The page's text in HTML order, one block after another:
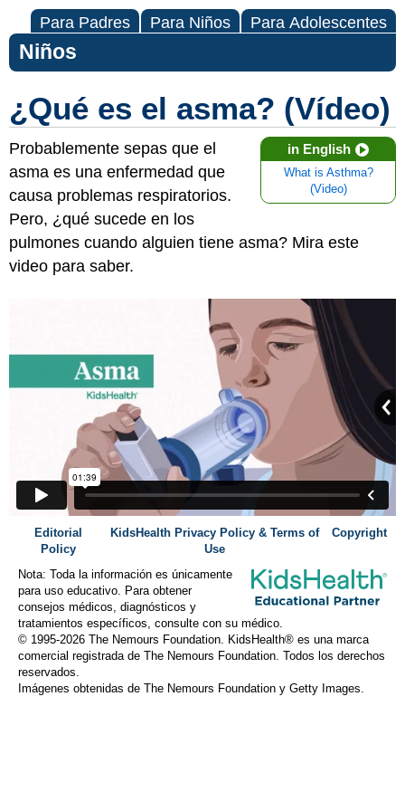
Para Padres Para Niños Para Adolescentes
Niños
¿Qué es el asma? (Vídeo)
in English
What is Asthma?
(Video)
Probablemente sepas que el
asma es una enfermedad que
causa problemas respiratorios.
Pero, ¿qué sucede en los
pulmones cuando alguien tiene asma? Mira este
video para saber.
Editorial
Policy
KidsHealth Privacy Policy & Terms of
Use
Copyright
Nota: Toda la información es únicamente
para uso educativo. Para obtener
consejos médicos, diagnósticos y
tratamientos específicos, consulte con su médico.
© 1995-2026 The Nemours Foundation. KidsHealth® es una marca
comercial registrada de The Nemours Foundation. Todos los derechos
reservados.
Imágenes obtenidas de The Nemours Foundation y Getty Images.